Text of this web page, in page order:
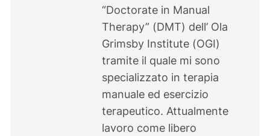
“Doctorate in Manual
Therapy” (DMT) dell’ Ola
Grimsby Institute (OGI)
tramite il quale mi sono
specializzato in terapia
manuale ed esercizio
terapeutico. Attualmente
lavoro come libero